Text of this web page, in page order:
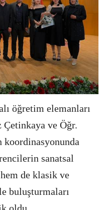
öğretim elemanları
Çetinkaya ve Öğr.
koordinasyonunda
sanatsal
de klasik ve
buluşturmaları